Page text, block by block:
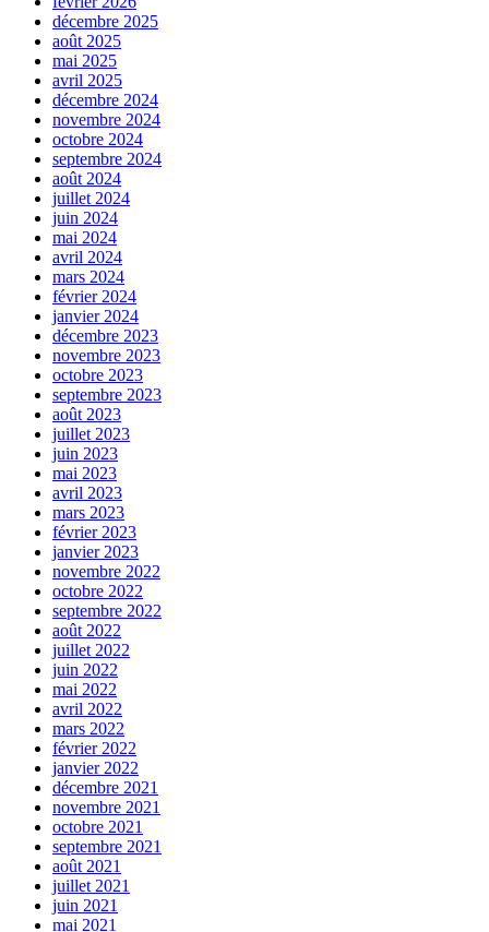
décembre 2025
août 2025
mai 2025
avril 2025
décembre 2024
novembre 2024
octobre 2024
septembre 2024
août 2024
juillet 2024
juin 2024
mai 2024
avril 2024
mars 2024
février 2024
janvier 2024
décembre 2023
novembre 2023
octobre 2023
septembre 2023
août 2023
juillet 2023
juin 2023
mai 2023
avril 2023
mars 2023
février 2023
janvier 2023
novembre 2022
octobre 2022
septembre 2022
août 2022
juillet 2022
juin 2022
mai 2022
avril 2022
mars 2022
février 2022
janvier 2022
décembre 2021
novembre 2021
octobre 2021
septembre 2021
août 2021
juillet 2021
juin 2021
mai 2021